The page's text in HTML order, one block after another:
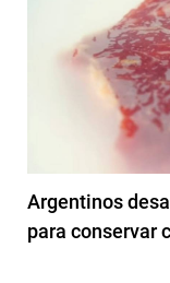
Argentinos
para conservar